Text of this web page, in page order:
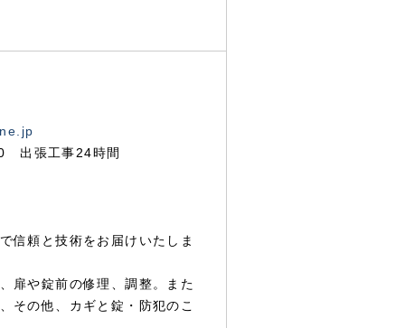
出張工事24時間
信頼と技術をお届けいたしま
扉や錠前の修理、調整。また
その他、カギと錠・防犯のこ